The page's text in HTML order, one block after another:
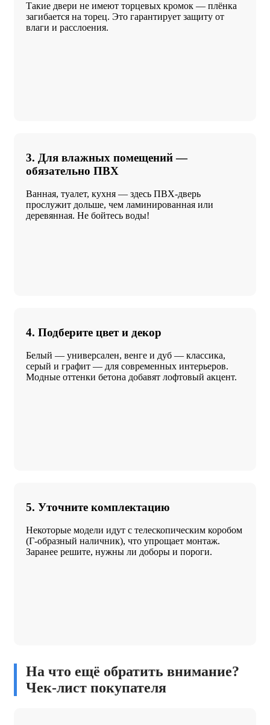
Такие двери не имеют торцевых кромок — плёнка
загибается на торец. Это гарантирует защиту от
влаги и расслоения.
3. Для влажных помещений —
обязательно ПВХ
Ванная, туалет, кухня — здесь ПВХ-дверь
прослужит дольше, чем ламинированная или
деревянная. Не бойтесь воды!
4. Подберите цвет и декор
Белый — универсален, венге и дуб — классика,
серый и графит — для современных интерьеров.
Модные оттенки бетона добавят лофтовый акцент.
5. Уточните комплектацию
Некоторые модели идут с телескопическим коробом
(Г-образный наличник), что упрощает монтаж.
Заранее решите, нужны ли доборы и пороги.
На что ещё обратить внимание?
Чек-лист покупателя